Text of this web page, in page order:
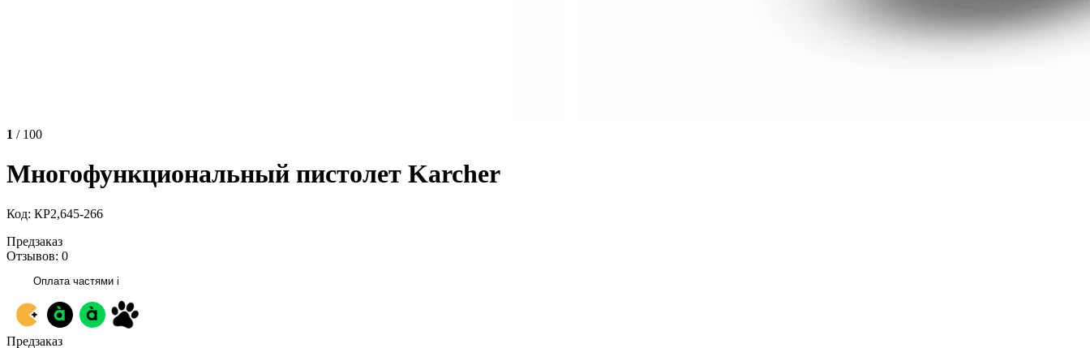
1 / 100
Многофункциональный пистолет Karcher
Код: КР2,645-266
Предзаказ
Отзывов: 0
Оплата частями i
Предзаказ